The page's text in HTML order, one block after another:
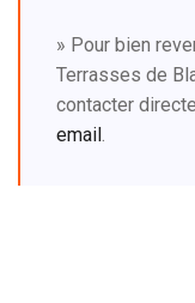
» Pour bien
Terrasses de
contacter
email